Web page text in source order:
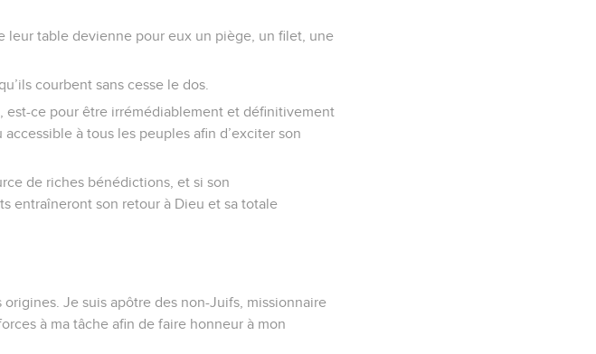
leur table devienne pour eux un piège, un filet, une
courbent sans cesse le dos.
est-ce pour être irrémédiablement et définitivement
à tous les peuples afin d’exciter son
de riches bénédictions, et si son
entraîneront son retour à Dieu et sa totale
Je suis apôtre des non-Juifs, missionnaire
à ma tâche afin de faire honneur à mon